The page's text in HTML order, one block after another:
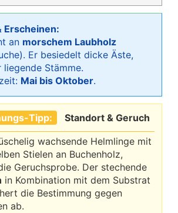
Erscheinen:
an morschem Laubholz
Er besiedelt dicke Äste,
Stämme.
Mai bis Oktober.
Tipp:
Standort & Geruch
wachsende Helmlinge mit
Stielen an Buchenholz,
Geruchsprobe. Der stechende
in Kombination mit dem Substrat
die Bestimmung gegen
ab.